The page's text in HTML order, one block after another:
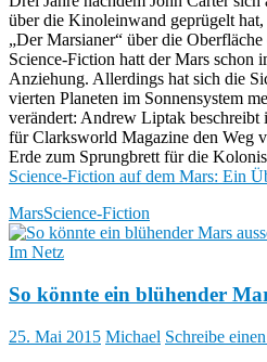
über die Kinoleinwand geprügelt
„Der Marsianer“ über die
Science-Fiction hatt der Mars schon
Anziehung. Allerdings hat sich die
vierten Planeten im Sonnensystem
verändert: Andrew Liptak beschreibt
für Clarksworld Magazine den Weg
Erde zum Sprungbrett für die
Science-Fiction auf dem Mars: Ein
MarsScience-Fiction
Im Netz
So könnte ein blühender
25. Mai 2015 Michael Schreibe